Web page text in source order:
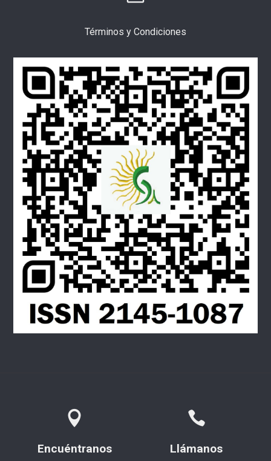
Términos y Condiciones
Encuéntranos Llámanos